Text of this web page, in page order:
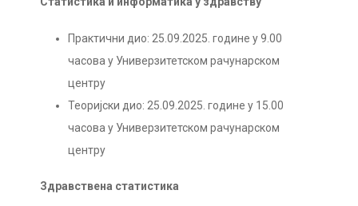
Практични дио: 25.09.2025. године у 9.00
часова у Универзитетском рачунарском
центру
Теоријски дио: 25.09.2025. године у 15.00
часова у Универзитетском рачунарском
центру
Здравствена статистика